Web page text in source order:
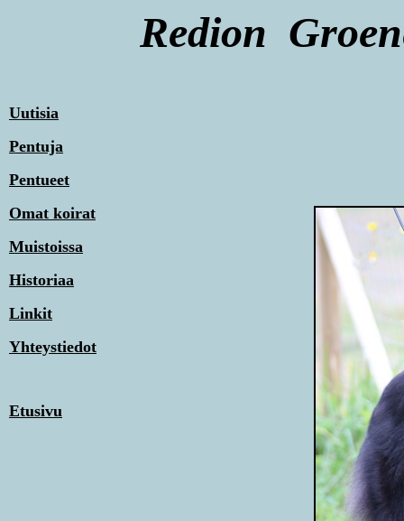
Redion
Uutisia
Pentuja
Pentueet
Omat koirat
Muistoissa
Historiaa
Linkit
Yhteystiedot
Etusivu